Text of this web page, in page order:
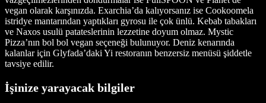
vegan olarak karşınızda. Exarchia’da kalıyorsanız ise Cookoomela
istridye mantarından yaptıkları gyrosu ile çok ünlü. Kebab tabakları
ve Naxos usulü patateslerinin lezzetine doyum olmaz. Mystic
Pizza’nın bol bol vegan seçeneği bulunuyor. Deniz kenarında
kalanlar için Glyfada’daki Yi restoranın benzersiz menüsü şiddetle
tavsiye edilir.
İşinize yarayacak bilgiler